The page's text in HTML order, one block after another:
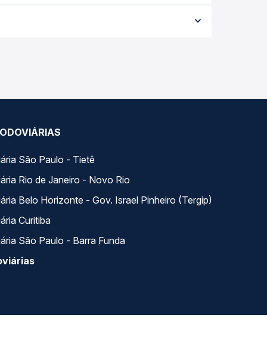
em tempo real e garante a melhor oferta
São Paulo - Tietê
Rio de Janeiro - Novo Rio
Belo Horizonte - Gov. Israel Pinheiro (Tergip)
Curitiba
São Paulo - Barra Funda